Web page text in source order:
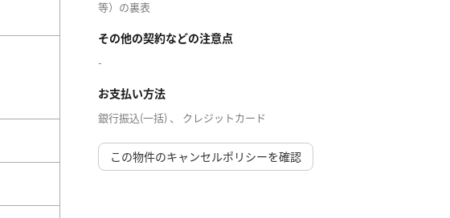
等）の裏表
その他の契約などの注意点
-
お支払い方法
銀行振込(一括) 、 クレジットカード
この物件のキャンセルポリシーを確認